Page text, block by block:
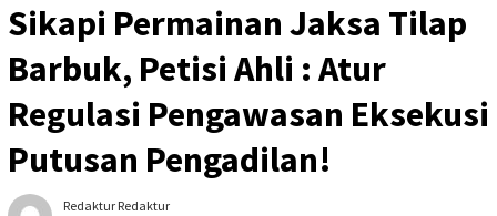
Sikapi Permainan Jaksa Tilap
Barbuk, Petisi Ahli : Atur
Regulasi Pengawasan Eksekusi
Putusan Pengadilan!
Redaktur Redaktur